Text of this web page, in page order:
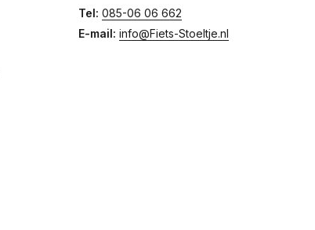
Tel: 085-06 06 662
E-mail: info@Fiets-Stoeltje.nl